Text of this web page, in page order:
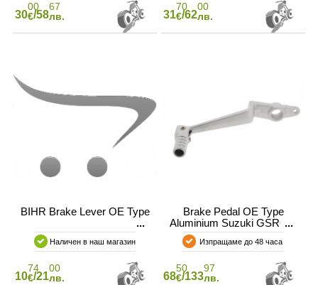
30
00
€/58
67
лв.
31
70
€/62
00
лв.
BIHR Brake Lever OE Type
Наличен в наш магазин
10
74
€/21
00
лв.
Brake Pedal OE Type
Aluminium Suzuki GSR600
Изпращаме до 48 часа
68
50
€/133
97
лв.